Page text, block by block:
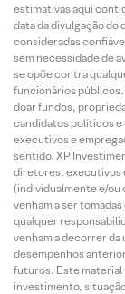
estimativas aqui
data da divulgação
consideradas
sem necessidade de
se opõe contra
funcionários públicos.
doar fundos,
candidatos políticos e
executivos e
sentido. XP
diretores, executivos
(individualmente e/ou
venham a ser
qualquer
venham a decorrer
desempenhos
futuros. Este material
investimento,